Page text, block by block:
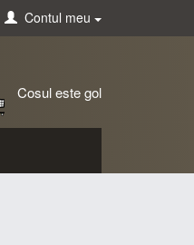
Contul meu
Cosul este gol